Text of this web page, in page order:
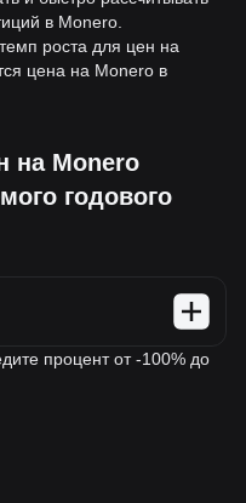
в Monero.
роста для цен на
цена на Monero в
на Monero
годового
процент от -100% до